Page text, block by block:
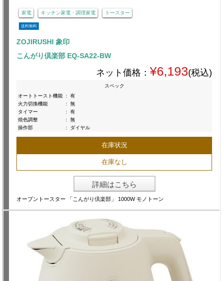
家電 キッチン家電・調理家電 トースター
送料無料
ZOJIRUSHI 象印
こんがり倶楽部 EQ-SA22-BW
ネット価格： ¥6,193(税込)
スペック
オートトースト機能 :
有
火力切換機能
:
無
タイマー
:
有
焼色調整
:
無
操作部
: ダイヤル
在庫状況
在庫なし
詳細はこちら
オーブントースター 「こんがり倶楽部」 1000W モノトーン